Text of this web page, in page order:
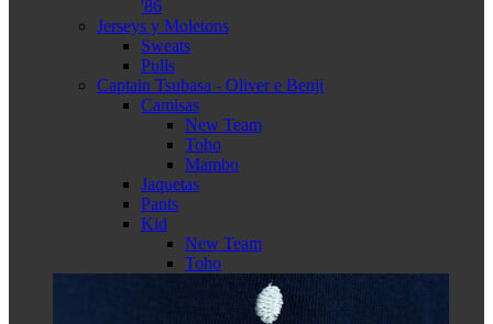
'86
Jerseys y Moletons
Sweats
Pulls
Captain Tsubasa - Oliver e Benji
Camisas
New Team
Toho
Mambo
Jaquetas
Pants
Kid
New Team
Toho